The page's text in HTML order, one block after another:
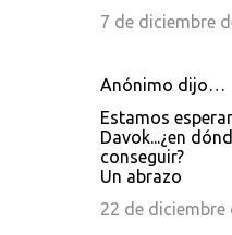
7 de diciembre
Anónimo dijo…
Estamos
Davok...¿en
conseguir?
Un abrazo
22 de diciembre